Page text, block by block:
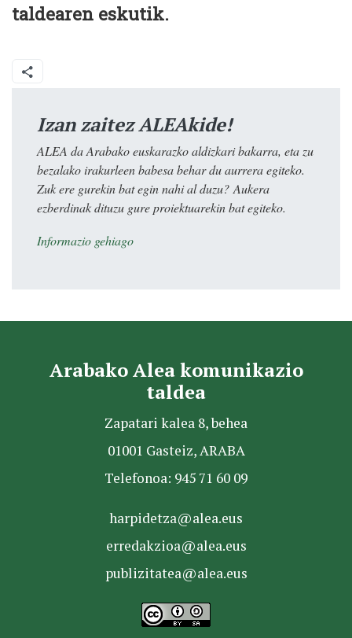
taldearen eskutik.
Izan zaitez ALEAkide!
ALEA da Arabako euskarazko aldizkari bakarra, eta zu
bezalako irakurleen babesa behar du aurrera egiteko.
Zuk ere gurekin bat egin nahi al duzu? Aukera
ezberdinak dituzu gure proiektuarekin bat egiteko.
Informazio gehiago
Arabako Alea komunikazio
taldea
Zapatari kalea 8, behea
01001 Gasteiz, ARABA
Telefonoa: 945 71 60 09
harpidetza@alea.eus
erredakzioa@alea.eus
publizitatea@alea.eus